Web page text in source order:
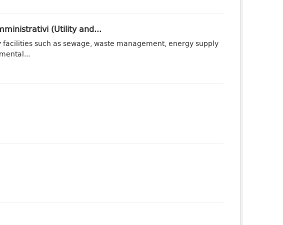
(Utility and...
such as sewage, waste management, energy supply